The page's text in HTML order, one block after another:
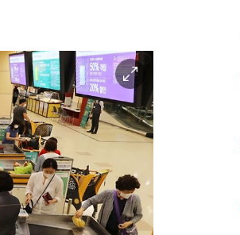
이
미
지
확